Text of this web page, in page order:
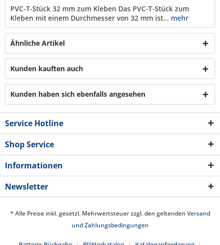
PVC-T-Stück 32 mm zum Kleben Das PVC-T-Stück zum
Kleben mit einem Durchmesser von 32 mm ist... mehr
Ähnliche Artikel
Kunden kauften auch
Kunden haben sich ebenfalls angesehen
Service Hotline
Shop Service
Informationen
Newsletter
* Alle Preise inkl. gesetzl. Mehrwertsteuer zzgl. den geltenden Versand
und Zahlungsbedingungen